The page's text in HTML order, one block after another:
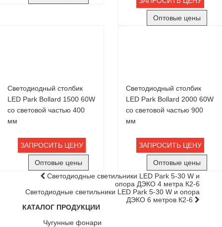
Оптовые цены
Светодиодный столбик
LED Park Bollard 1500 60W
со световой частью 400
мм
ЗАПРОСИТЬ ЦЕНУ
Оптовые цены
Светодиодный столбик
LED Park Bollard 2000 60W
со световой частью 900
мм
ЗАПРОСИТЬ ЦЕНУ
Оптовые цены
Светодиодные светильники LED Park 5-30 W и
опора ДЭКО 4 метра К2-6
Светодиодные светильники LED Park 5-30 W и опора
ДЭКО 6 метров К2-6
КАТАЛОГ ПРОДУКЦИИ
Чугунные фонари